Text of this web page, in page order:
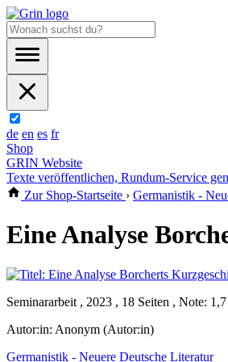
de en es fr
Shop
GRIN Website
Texte veröffentlichen, Rundum-Service
Zur Shop-Startseite › Germanistik -
Eine Analyse
Seminararbeit , 2023 , 18 Seiten , Note: 1,7
Autor:in: Anonym (Autor:in)
Germanistik - Neuere Deutsche Literatur